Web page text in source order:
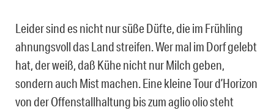
Leider sind es nicht nur süße Düfte, die im Frühling
ahnungsvoll das Land streifen. Wer mal im Dorf gelebt
hat, der weiß, daß Kühe nicht nur Milch geben,
sondern auch Mist machen. Eine kleine Tour d’Horizon
von der Offenstallhaltung bis zum aglio olio steht